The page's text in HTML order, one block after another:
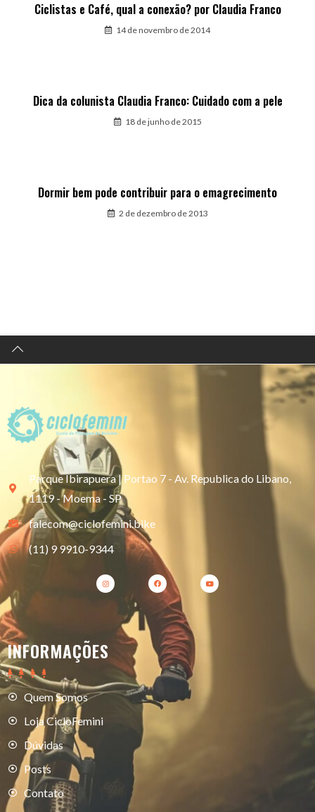
Ciclistas e Café, qual a conexão? por Claudia Franco
14 de novembro de 2014
Dica da colunista Claudia Franco: Cuidado com a pele
18 de junho de 2015
Dormir bem pode contribuir para o emagrecimento
2 de dezembro de 2013
Parque Ibirapuera | Portao 7 - Av. Republica do Libano,
1119 - Moema - SP
falecom@ciclofemini.bike
(11) 9 9910-9344
INFORMAÇÕES
Quem Somos
Loja CicloFemini
Dúvidas
Posts
Contato